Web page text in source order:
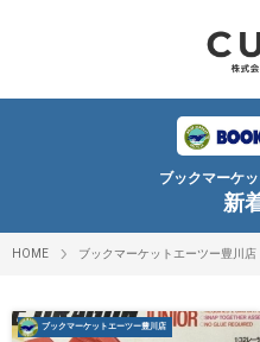
ブックマーケ
新
HOME ブックマーケットエーツー豊川店
ブックマーケットエーツー豊川店